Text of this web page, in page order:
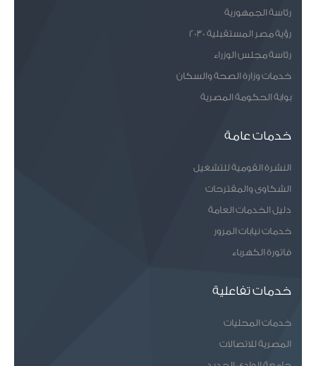
رئاسة الجمهورية
رؤية مصر المستقبلية 2030
رئاسة مجلس الوزراء
خدمات وزارة الصحة والسكان
بوابة الحكومة المصرية
خدمات عامة
النشرة القومية للتشغيل
الشكاوى والمقترحات
دليل الخدمات العامة
خدمات نيابات المرور
فاتورة الكهرباء
خدمات تفاعلية
خدمات المحليات
المصرية للاتصالات